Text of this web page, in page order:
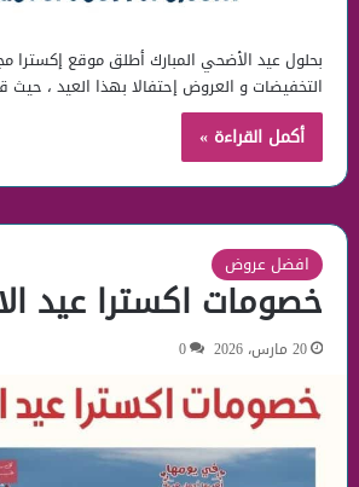
بحلول عيد الأضحي المبارك أطلق موقع
التخفيضات و العروض إحتفالا بهذا العيد ، حيث
أكمل القراءة »
افضل عروض
خصومات اكسترا عيد الام
20 مارس، 2026 0